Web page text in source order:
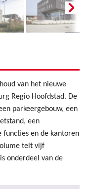
van het nieuwe
Regio Hoofdstad. De
parkeergebouw, een
een
functies en de kantoren
telt vijf
onderdeel van de